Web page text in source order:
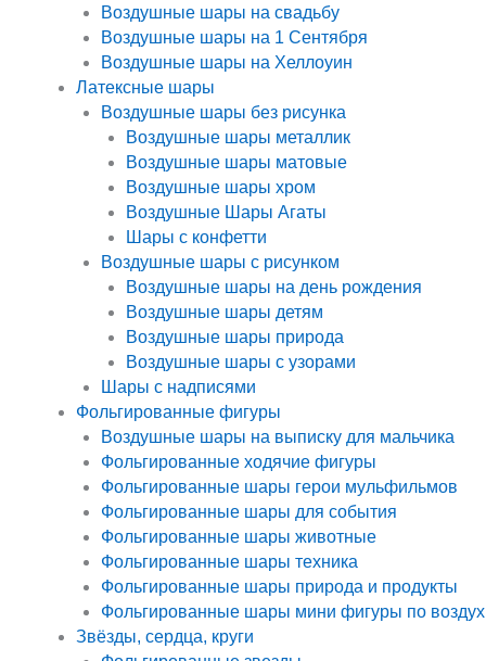
Воздушные шары на свадьбу
Воздушные шары на 1 Сентября
Воздушные шары на Хеллоуин
Латексные шары
Воздушные шары без рисунка
Воздушные шары металлик
Воздушные шары матовые
Воздушные шары хром
Воздушные Шары Агаты
Шары с конфетти
Воздушные шары с рисунком
Воздушные шары на день рождения
Воздушные шары детям
Воздушные шары природа
Воздушные шары с узорами
Шары с надписями
Фольгированные фигуры
Воздушные шары на выписку для мальчика
Фольгированные ходячие фигуры
Фольгированные шары герои мульфильмов
Фольгированные шары для события
Фольгированные шары животные
Фольгированные шары техника
Фольгированные шары природа и продукты
Фольгированные шары мини фигуры по воздух
Звёзды, сердца, круги